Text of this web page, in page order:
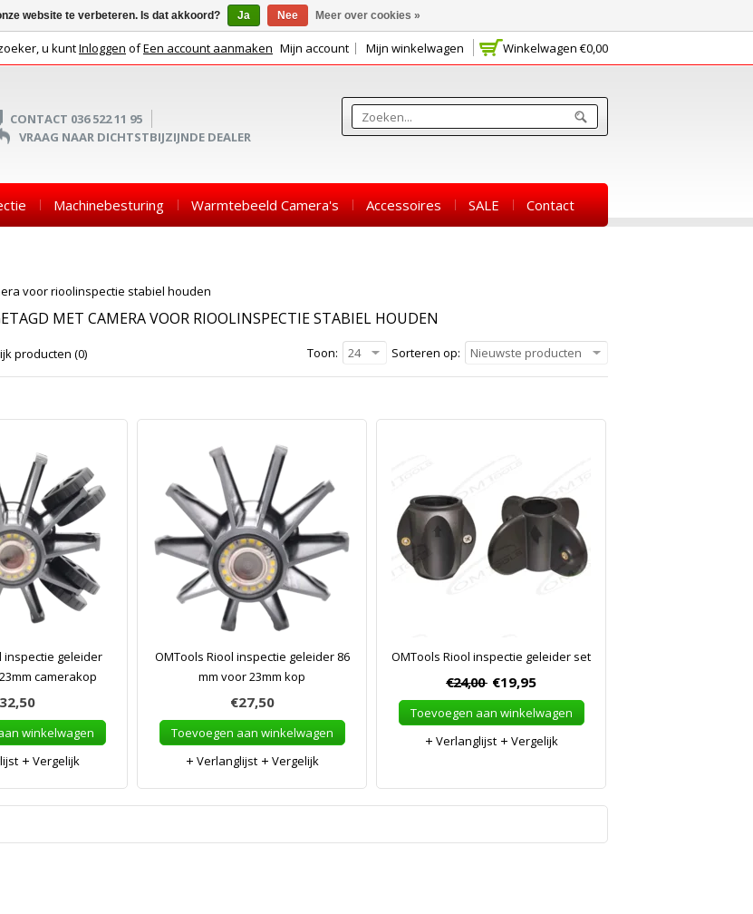
Winkelwagen €0,00
u kuntInloggen ofEen account aanmaken Mijn account Mijn winkelwagen
CONTACT 036 522 11 95
VRAAG NAAR DICHTSTBIJZIJNDE DEALER
Machinebesturing Warmtebeeld Camera's Accessoires SALE Contact
voor rioolinspectie stabiel houden
MET CAMERA VOOR RIOOLINSPECTIE STABIEL HOUDEN
producten (0) Sorteren op: Nieuwste producten
Toon: 24
inspectie geleider
camerakop
winkelwagen
Vergelijk
OMTools Riool inspectie geleider 86
mm voor 23mm kop
€27,50
Toevoegen aan winkelwagen
Verlanglijst
Vergelijk
OMTools Riool inspectie geleider set
€24,00 €19,95
Toevoegen aan winkelwagen
Verlanglijst
Vergelijk
website te verbeteren. Is dat akkoord? Ja Nee Meer over cookies »